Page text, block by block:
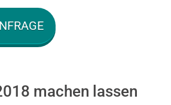
machen lassen